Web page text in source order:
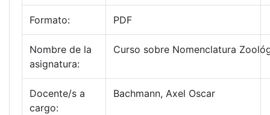
Formato: PDF
Nombre de la
asignatura:
Curso sobre Nomenclatura
Docente/s a
cargo:
Bachmann, Axel Oscar